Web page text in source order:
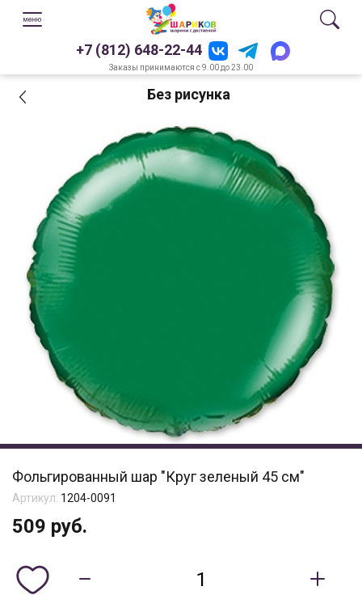
+7 (812) 648-22-44
Заказы принимаются с 9.00 до 23.00
Без рисунка
Фольгированный шар "Круг зеленый 45 см"
Артикул: 1204-0091
509 руб.